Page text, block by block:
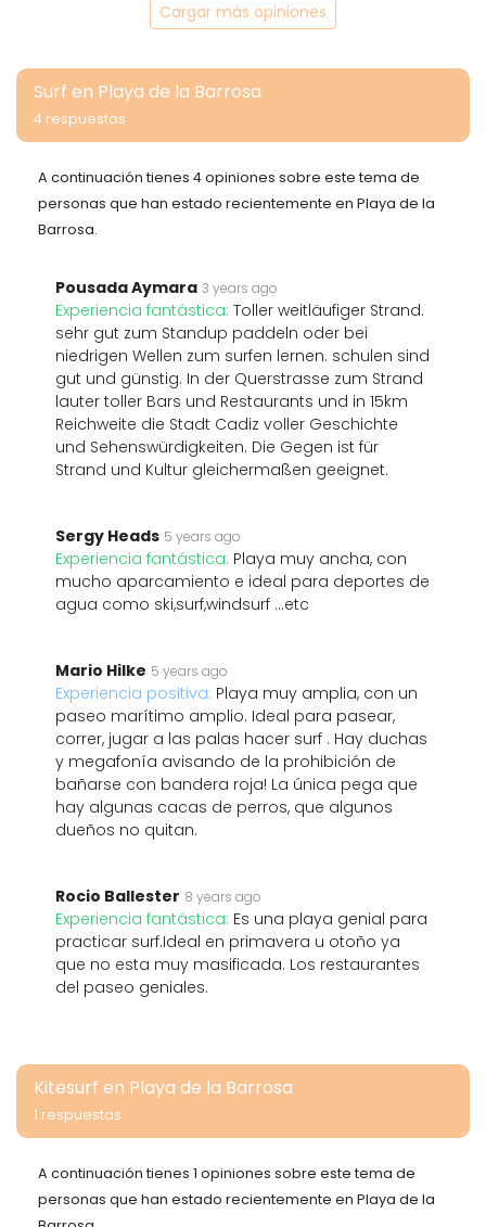
Cargar más opiniones
Surf en Playa de la Barrosa
4 respuestas
A continuación tienes 4 opiniones sobre este tema de
personas que han estado recientemente en Playa de la
Barrosa.
Pousada Aymara 3 years ago
Experiencia fantástica: Toller weitläufiger Strand.
sehr gut zum Standup paddeln oder bei
niedrigen Wellen zum surfen lernen. schulen sind
gut und günstig. In der Querstrasse zum Strand
lauter toller Bars und Restaurants und in 15km
Reichweite die Stadt Cadiz voller Geschichte
und Sehenswürdigkeiten. Die Gegen ist für
Strand und Kultur gleichermaßen geeignet.
Sergy Heads 5 years ago
Experiencia fantástica: Playa muy ancha, con
mucho aparcamiento e ideal para deportes de
agua como ski,surf,windsurf ...etc
Mario Hilke 5 years ago
Experiencia positiva: Playa muy amplia, con un
paseo marítimo amplio. Ideal para pasear,
correr, jugar a las palas hacer surf . Hay duchas
y megafonía avisando de la prohibición de
bañarse con bandera roja! La única pega que
hay algunas cacas de perros, que algunos
dueños no quitan.
Rocio Ballester 8 years ago
Experiencia fantástica: Es una playa genial para
practicar surf.Ideal en primavera u otoño ya
que no esta muy masificada. Los restaurantes
del paseo geniales.
Kitesurf en Playa de la Barrosa
1 respuestas
A continuación tienes 1 opiniones sobre este tema de
personas que han estado recientemente en Playa de la